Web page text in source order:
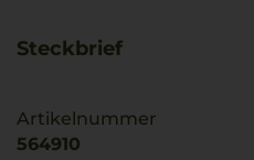
Steckbrief
Artikelnummer
564910